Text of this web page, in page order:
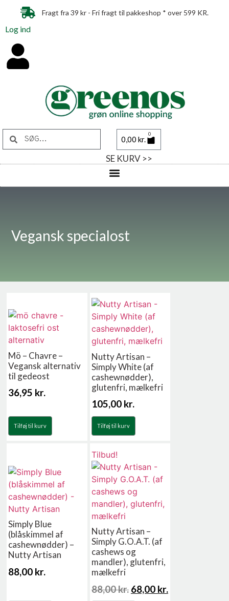
Fragt fra 39 kr - Fri fragt til pakkeshop * over 599 KR.
Log ind
0,00 kr.
0
SE KURV >>
Vegansk specialost
Mö – Chavre –
Vegansk alternativ
til gedeost
36,95 kr.
Tilføj til kurv
Nutty Artisan –
Simply White (af
cashewnødder),
glutenfri, mælkefri
105,00 kr.
Tilføj til kurv
Simply Blue
(blåskimmel af
cashewnødder) –
Nutty Artisan
88,00 kr.
Tilbud!
Nutty Artisan –
Simply G.O.A.T. (af
cashews og
mandler), glutenfri,
mælkefri
88,00kr. 68,00 kr.